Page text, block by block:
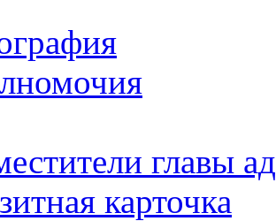
главы
карточка